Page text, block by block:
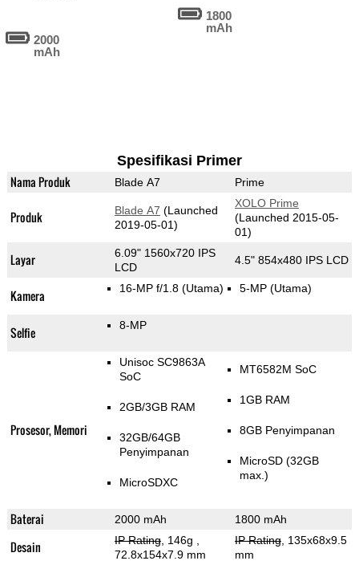
2000
mAh
1800
mAh
Spesifikasi Primer
Nama Produk Blade A7 Prime
Produk Blade A7 (Launched
2019-05-01)
XOLO Prime
(Launched 2015-05-
01)
Layar
6.09" 1560x720 IPS
LCD
4.5" 854x480 IPS LCD
Kamera 16-MP f/1.8 (Utama) 5-MP (Utama)
Selfie 8-MP
Prosesor, Memori
Unisoc SC9863A
SoC
2GB/3GB RAM
32GB/64GB
Penyimpanan
MicroSDXC
MT6582M SoC
1GB RAM
8GB Penyimpanan
MicroSD (32GB
max.)
Baterai 2000 mAh 1800 mAh
Desain IP Rating, 146g
72.8x154x7.9 mm
IP Rating, 135x68x9.5
mm